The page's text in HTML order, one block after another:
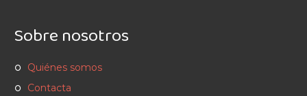
Sobre nosotros
Quiénes somos
Contacta